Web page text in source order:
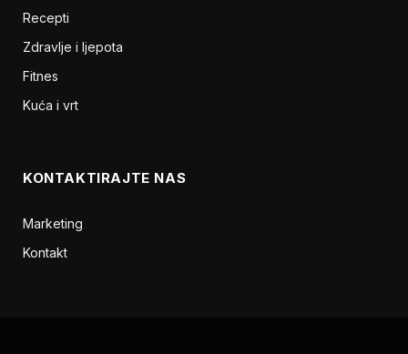
Recepti
Zdravlje i ljepota
Fitnes
Kuća i vrt
KONTAKTIRAJTE NAS
Marketing
Kontakt